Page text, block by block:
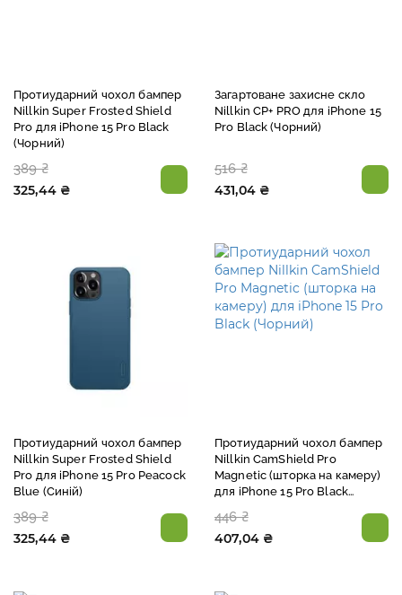
Протиударний чохол бампер
Nillkin Super Frosted Shield
Pro для iPhone 15 Pro Black
(Чорний)
389 ₴
325,44 ₴
Загартоване захисне скло
Nillkin CP+ PRO для iPhone 15
Pro Black (Чорний)
516 ₴
431,04 ₴
Протиударний чохол бампер
Nillkin Super Frosted Shield
Pro для iPhone 15 Pro Peacock
Blue (Синій)
389 ₴
325,44 ₴
Протиударний чохол бампер
Nillkin CamShield Pro
Magnetic (шторка на камеру)
для iPhone 15 Pro Black
446 ₴
407,04 ₴